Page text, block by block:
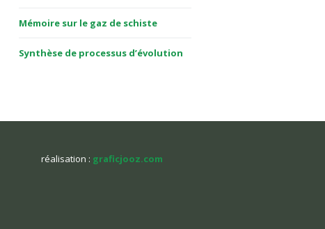
Mémoire sur le gaz de schiste
Synthèse de processus d’évolution
réalisation : graficjooz.com